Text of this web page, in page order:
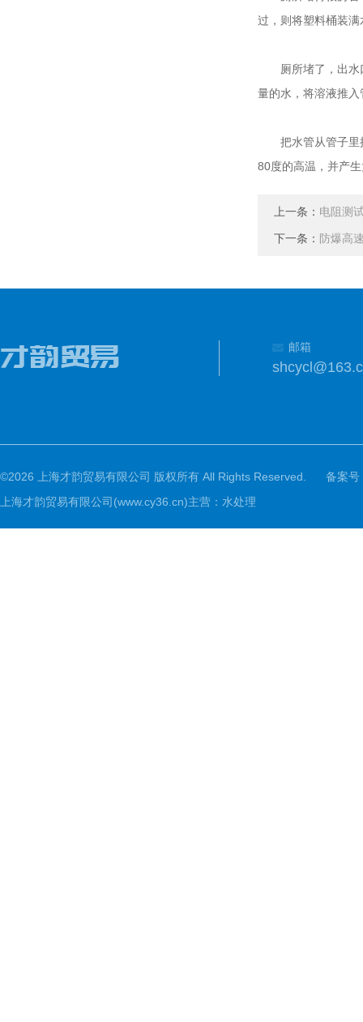
过，则将塑料桶装
厕所堵了，出水口
量的水，将溶液推
把水管从管子里抽
80度的高温，并产
上一条： 电阻测
下一条： 防爆高
邮箱
©2026 上海才韵贸易有限公司 版权所有 All Rights Reserved.
备案号
上海才韵贸易有限公司(www.cy36.cn)主营：水处理